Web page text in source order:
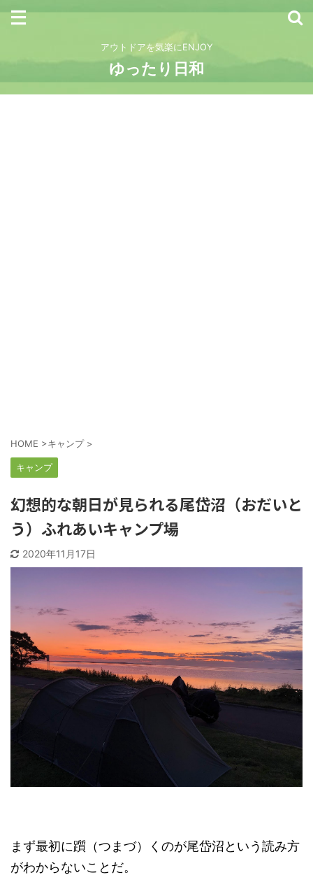
アウトドアを気楽にENJOY
ゆったり日和
HOME >キャンプ >
キャンプ
幻想的な朝日が見られる尾岱沼（おだいと
う）ふれあいキャンプ場
2020年11月17日
まず最初に躓（つまづ）くのが尾岱沼という読み方
がわからないことだ。